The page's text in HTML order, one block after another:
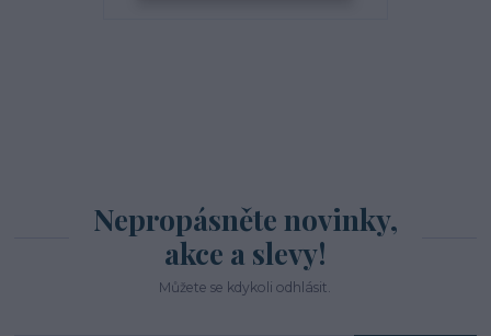
Nepropásněte novinky,
akce a slevy!
Můžete se kdykoli odhlásit.